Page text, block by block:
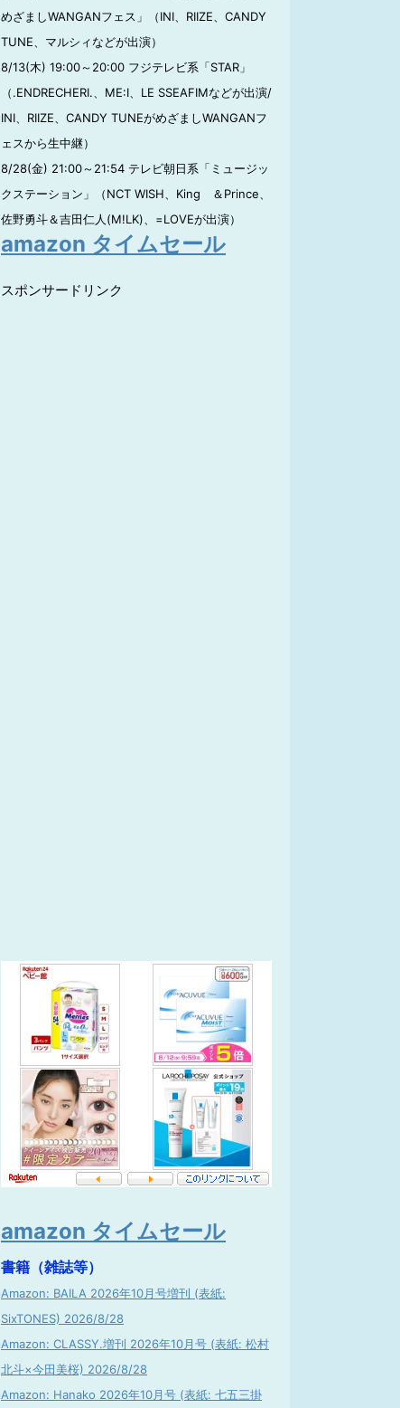
めざましWANGANフェス」（INI、RIIZE、CANDY
TUNE、マルシィなどが出演）
8/13(木) 19:00～20:00 フジテレビ系「STAR」
（.ENDRECHERI.、ME:I、LE SSEAFIMなどが出演/
INI、RIIZE、CANDY TUNEがめざましWANGANフ
ェスから生中継）
8/28(金) 21:00～21:54 テレビ朝日系「ミュージッ
クステーション」（NCT WISH、King ＆Prince、
佐野勇斗＆吉田仁人(M!LK)、=LOVEが出演）
amazon タイムセール
スポンサードリンク
amazon タイムセール
書籍（雑誌等）
Amazon: BAILA 2026年10月号増刊 (表紙:
SixTONES) 2026/8/28
Amazon: CLASSY.増刊 2026年10月号 (表紙: 松村
北斗×今田美桜) 2026/8/28
Amazon: Hanako 2026年10月号 (表紙: 七五三掛